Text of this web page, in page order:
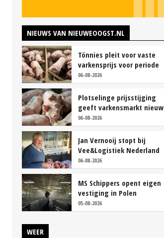
NIEUWS VAN NIEUWEOOGST.NL
Tönnies pleit voor vaste
varkensprijs voor periode
van zes maanden
06-08-2026
Plotselinge prijsstijging
geeft varkensmarkt nieuw
perspectief
06-08-2026
Jan Vernooij stopt bij
Vee&Logistiek Nederland
06-08-2026
MS Schippers opent eigen
vestiging in Polen
05-08-2026
WEER